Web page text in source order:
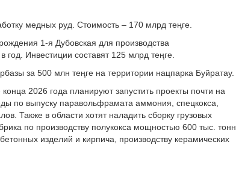
медных руд. Стоимость – 170 млрд теңге.
1-я Дубовская для производства
Инвестиции составят 125 млрд теңге.
за 500 млн теңге на территории нацпарка Буйратау.
конца 2026 года планируют запустить проекты почти на
по выпуску паравольфрамата аммония, спецкокса,
Также в области хотят наладить сборку грузовых
по производству полукокса мощностью 600 тыс. тонн
изделий и кирпича, производству керамических